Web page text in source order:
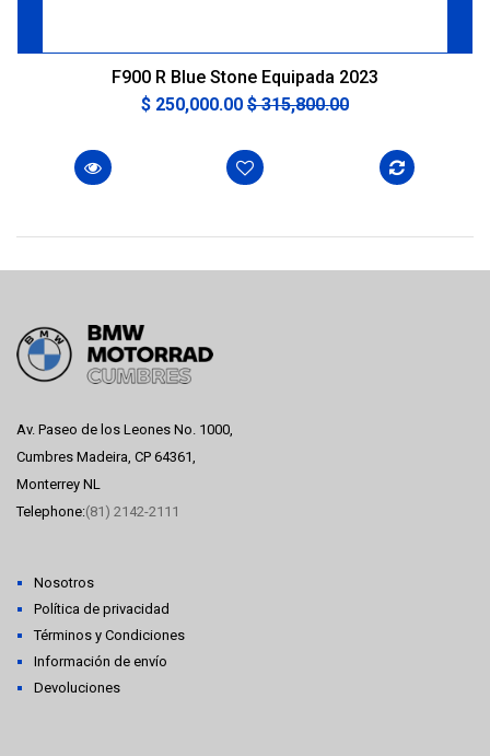
F900 R Blue Stone Equipada 2023
$ 250,000.00 $ 315,800.00
Av. Paseo de los Leones No. 1000,
Cumbres Madeira, CP 64361,
Monterrey NL
Telephone:(81) 2142-2111
Nosotros
Política de privacidad
Términos y Condiciones
Información de envío
Devoluciones